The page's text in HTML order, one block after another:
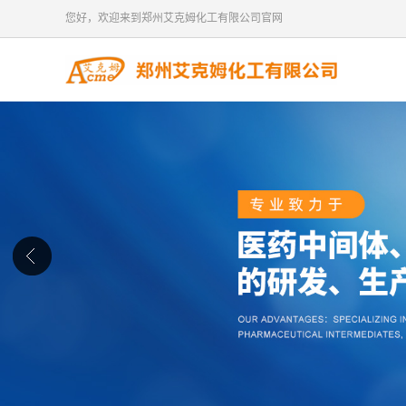
您好，欢迎来到郑州艾克姆化工有限公司官网